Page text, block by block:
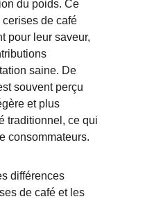
du poids. Ce
de café
pour leur saveur,
saine. De
souvent perçu
et plus
traditionnel, ce qui
consommateurs.
différences
de café et les